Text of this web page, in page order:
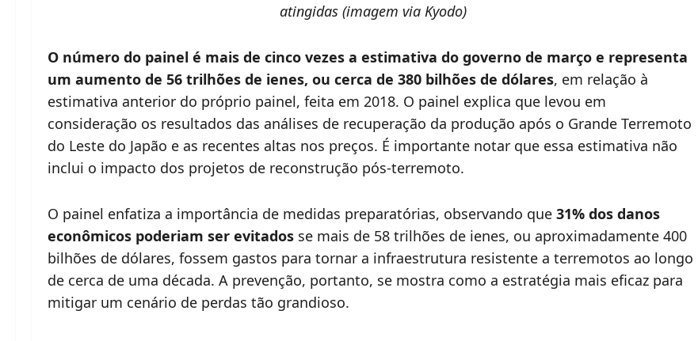
atingidas (imagem via Kyodo)
O número do painel é mais de cinco vezes a estimativa do governo de março e representa
um aumento de 56 trilhões de ienes, ou cerca de 380 bilhões de dólares, em relação à
estimativa anterior do próprio painel, feita em 2018. O painel explica que levou em
consideração os resultados das análises de recuperação da produção após o Grande Terremoto
do Leste do Japão e as recentes altas nos preços. É importante notar que essa estimativa não
inclui o impacto dos projetos de reconstrução pós-terremoto.
O painel enfatiza a importância de medidas preparatórias, observando que 31% dos danos
econômicos poderiam ser evitados se mais de 58 trilhões de ienes, ou aproximadamente 400
bilhões de dólares, fossem gastos para tornar a infraestrutura resistente a terremotos ao longo
de cerca de uma década. A prevenção, portanto, se mostra como a estratégia mais eficaz para
mitigar um cenário de perdas tão grandioso.